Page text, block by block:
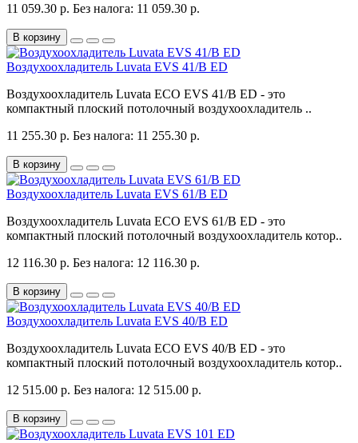
11 059.30 р. Без налога: 11 059.30 р.
В корзину
Воздухоохладитель Luvata EVS 41/B ED
Воздухоохладитель Luvata ECO EVS 41/B ED - это
компактный плоский потолочный воздухоохладитель ..
11 255.30 р. Без налога: 11 255.30 р.
В корзину
Воздухоохладитель Luvata EVS 61/B ED
Воздухоохладитель Luvata ECO EVS 61/B ED - это
компактный плоский потолочный воздухоохладитель котор..
12 116.30 р. Без налога: 12 116.30 р.
В корзину
Воздухоохладитель Luvata EVS 40/B ED
Воздухоохладитель Luvata ECO EVS 40/B ED - это
компактный плоский потолочный воздухоохладитель котор..
12 515.00 р. Без налога: 12 515.00 р.
В корзину